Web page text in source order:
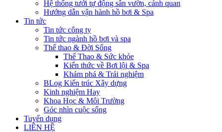
Hệ thống tưới tự động sân vườn, cảnh quan
Hướng dẫn vận hành hồ bơi & Spa
Tin tức
Tin tức công ty
Tin tức ngành hồ bơi và spa
Thể thao & Đời Sống
Thể Thao & Sức khỏe
Kiến thức về Bơi lội & Spa
Khám phá & Trải nghiệm
BLog Kiến trúc Xây dựng
Kinh nghiệm Hay
Khoa Học & Môi Trường
Góc nhìn cuộc sống
Tuyển dụng
LIÊN HỆ